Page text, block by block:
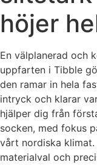
höjer
En välplanerad och
uppfarten i Tibble
den ramar in hela
intryck och klarar
hjälper dig från
socken, med fokus
vårt nordiska
materialval och